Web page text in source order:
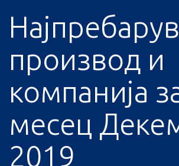
производ и
компанија
месец
2019